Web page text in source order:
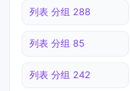
列表 分组 288
列表 分组 85
列表 分组 242